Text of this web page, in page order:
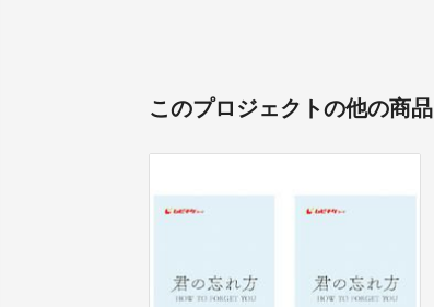
このプロジェクトの他の商品